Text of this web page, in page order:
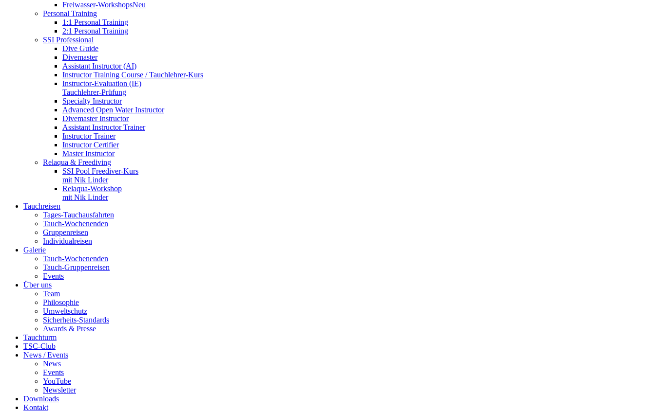
Freiwasser-WorkshopsNeu
Personal Training
1:1 Personal Training
2:1 Personal Training
SSI Professional
Dive Guide
Divemaster
Assistant Instructor (AI)
Instructor Training Course / Tauchlehrer-Kurs
Instructor-Evaluation (IE)
Tauchlehrer-Prüfung
Specialty Instructor
Advanced Open Water Instructor
Divemaster Instructor
Assistant Instructor Trainer
Instructor Trainer
Instructor Certifier
Master Instructor
Relaqua & Freediving
SSI Pool Freediver-Kurs
mit Nik Linder
Relaqua-Workshop
mit Nik Linder
Tauchreisen
Tages-Tauchausfahrten
Tauch-Wochenenden
Gruppenreisen
Individualreisen
Galerie
Tauch-Wochenenden
Tauch-Gruppenreisen
Events
Über uns
Team
Philosophie
Umweltschutz
Sicherheits-Standards
Awards & Presse
Tauchturm
TSC-Club
News / Events
News
Events
YouTube
Newsletter
Downloads
Kontakt